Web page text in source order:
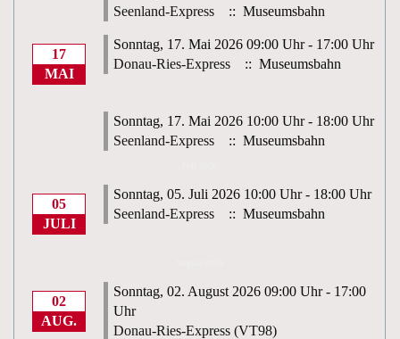
Seenland-Express
:: Museumsbahn
17
MAI
Sonntag, 17. Mai 2026 09:00 Uhr - 17:00 Uhr
Donau-Ries-Express
:: Museumsbahn
Sonntag, 17. Mai 2026 10:00 Uhr - 18:00 Uhr
Seenland-Express
:: Museumsbahn
05
JULI
Sonntag, 05. Juli 2026 10:00 Uhr - 18:00 Uhr
Seenland-Express
:: Museumsbahn
02
AUG.
Sonntag, 02. August 2026 09:00 Uhr - 17:00
Uhr
Donau-Ries-Express (VT98)